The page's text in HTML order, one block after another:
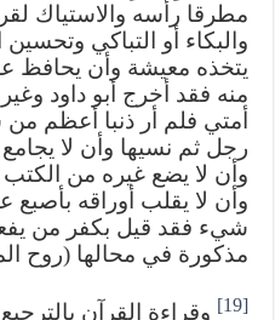
مطرقا رأسه والاستياك
والبكاء أو التباكي
يتخذه معيشة وأن يحافظ
منه فقد أخرج أبو داود
أمتي فلم أر ذنبا أعظم من
رجل ثم نسيها وأن لا
وأن لا يضع غيره من الكتب
وأن لا يقلب أوراقه بأصبع
شيء فقد قيل بكفر من
مذكورة في محالها (روح
[19]
وقراءة القرآن